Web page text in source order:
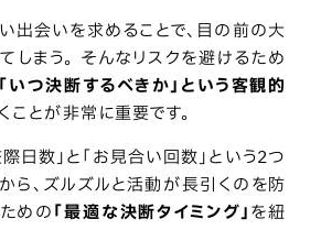
出会いを求めることで、目の前の大
しまう。 そんなリスクを避けるため
いつ決断するべきか」という客観的
ことが非常に重要です。
日数」と「お見合い回数」という2つ
ら、ズルズルと活動が長引くのを防
めの「最適な決断タイミング」を紐